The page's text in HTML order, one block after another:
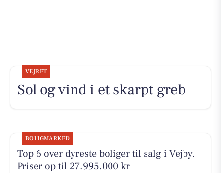
VEJRET
Sol og vind i et skarpt greb
BOLIGMARKED
Top 6 over dyreste boliger til salg i Vejby.
Priser op til 27.995.000 kr